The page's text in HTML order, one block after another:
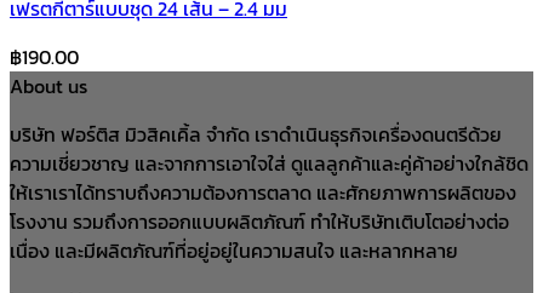
เฟรตกีตาร์แบบชุด 24 เส้น – 2.4 มม
฿190.00
About us
บริษัท ฟอร์ติส มิวสิคเคิ้ล จำกัด เราดำเนินธุรกิจเครื่องดนตรีด้วย
ความเชี่ยวชาญ และจากการเอาใจใส่ ดูแลลูกค้าและคู่ค้าอย่างใกล้ชิด
ให้เราเราได้ทราบถึงความต้องการตลาด และศักยภาพการผลิตของ
โรงงาน รวมถึงการออกแบบผลิตภัณฑ์ ทำให้บริษัทเติบโตอย่างต่อ
เนื่อง และมีผลิตภัณฑ์ที่อยู่อยู่ในความสนใจ และหลากหลาย